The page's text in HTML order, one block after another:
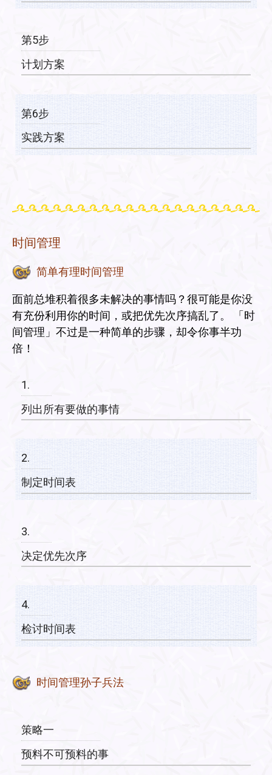
第5步
计划方案
第6步
实践方案
时间管理
简单有理时间管理
面前总堆积着很多未解决的事情吗？很可能是你没
有充份利用你的时间，或把优先次序搞乱了。 「时
间管理」不过是一种简单的步骤，却令你事半功
倍！
1.
列出所有要做的事情
2.
制定时间表
3.
决定优先次序
4.
检讨时间表
时间管理孙子兵法
策略一
预料不可预料的事